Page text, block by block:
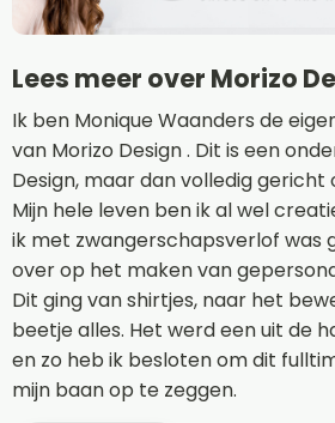
Lees meer over Morizo
Ik ben Monique Waanders de
van Morizo Design . Dit is een
Design, maar dan volledig gericht
Mijn hele leven ben ik al wel
ik met zwangerschapsverlof was
over op het maken van
Dit ging van shirtjes, naar het
beetje alles. Het werd een uit de
en zo heb ik besloten om dit
mijn baan op te zeggen.